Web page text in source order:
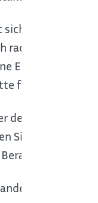
an
radikalisierenden
Einschätzung
folgen.
der Berater
Sie schnell
des
Person